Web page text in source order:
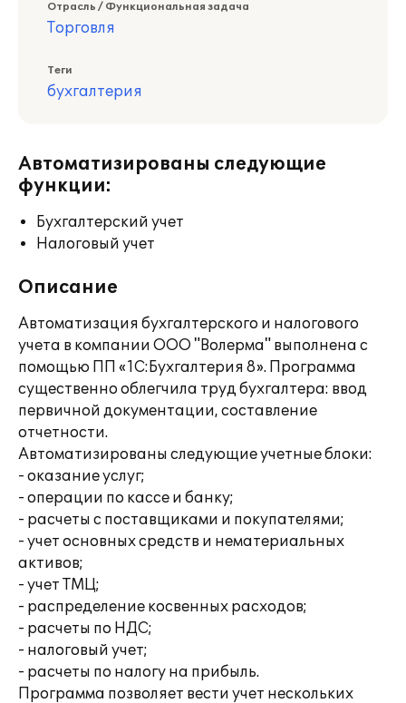
Отрасль / Функциональная задача
Торговля
Теги
бухгалтерия
Автоматизированы следующие
функции:
Бухгалтерский учет
Налоговый учет
Описание
Автоматизация бухгалтерского и налогового
учета в компании ООО "Волерма" выполнена с
помощью ПП «1С:Бухгалтерия 8». Программа
существенно облегчила труд бухгалтера: ввод
первичной документации, составление
отчетности.
Автоматизированы следующие учетные блоки:
- оказание услуг;
- операции по кассе и банку;
- расчеты с поставщиками и покупателями;
- учет основных средств и нематериальных
активов;
- учет ТМЦ;
- распределение косвенных расходов;
- расчеты по НДС;
- налоговый учет;
- расчеты по налогу на прибыль.
Программа позволяет вести учет нескольких